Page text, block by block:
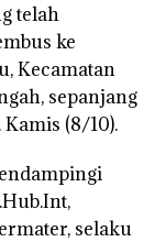
telah
ke
Kecamatan
sepanjang
(8/10).
selaku